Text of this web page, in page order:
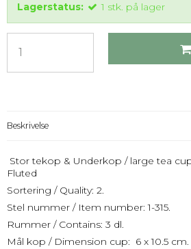
Lagerstatus: 1 stk. på lager
Beskrivelse
Stor tekop & Underkop / large tea
Fluted
Sortering / Quality: 2.
Stel nummer / Item number: 1-315.
Rummer / Contains: 3 dl.
Mål kop / Dimension cup: 6 x 10.5 cm.